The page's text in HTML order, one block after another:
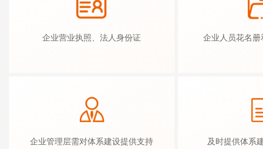
企业营业执照、法人身份证 企业人员花名
企业管理层需对体系建设提供支持 及时提供体系